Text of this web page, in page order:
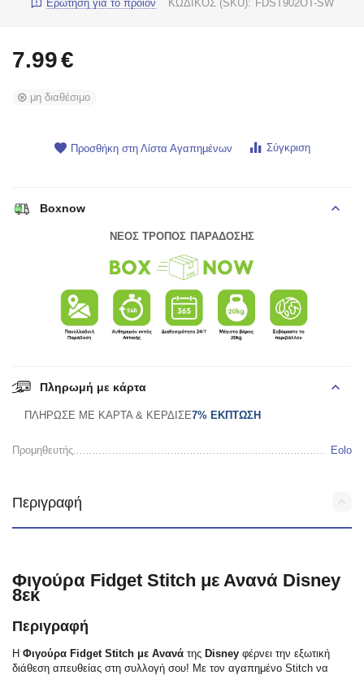
Ερώτηση για το προϊόν ΚΩΔΙΚΟΣ (SKU): FDST902OT-SW
7.99€
μη διαθέσιμο
Προσθήκη στη Λίστα Αγαπημένων Σύγκριση
Boxnow
ΝΕΟΣ ΤΡΟΠΟΣ ΠΑΡΑΔΟΣΗΣ
Πληρωμή με κάρτα
ΠΛΗΡΩΣΕ ΜΕ ΚΑΡΤΑ & ΚΕΡΔΙΣΕ7% ΕΚΠΤΩΣΗ
Προμηθευτής Eolo
Περιγραφή
Φιγούρα Fidget Stitch με Ανανά Disney
8εκ
Περιγραφή
ΗΦιγούρα Fidget Stitch με Ανανά της Disney φέρνει την εξωτική
διάθεση απευθείας στη συλλογή σου! Με τον αγαπημένο Stitch να